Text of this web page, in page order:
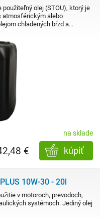
použiteľný olej (STOU), ktorý je
atmosférickým alebo
chladených bŕzd a…
na sklade
kúpiť
€
10W-30 - 20l
v motoroch, prevodoch,
systémoch. Jediný olej